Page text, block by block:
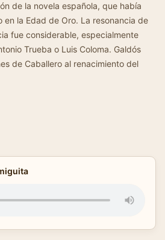
de la novela española, que había
la Edad de Oro. La resonancia de
fue considerable, especialmente
Trueba o Luis Coloma. Galdós
de Caballero al renacimiento del